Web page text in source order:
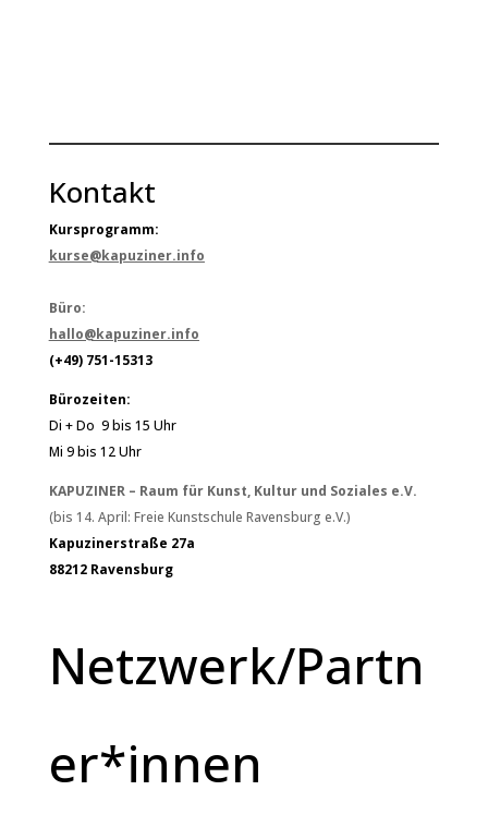
Kontakt
Kursprogramm:
kurse@kapuziner.info
Büro:
hallo@kapuziner.info
(+49) 751-15313
Bürozeiten:
Di + Do 9 bis 15 Uhr
Mi 9 bis 12 Uhr
KAPUZINER – Raum für Kunst, Kultur und Soziales e.V.
(bis 14. April: Freie Kunstschule Ravensburg e.V.)
Kapuzinerstraße 27a
88212 Ravensburg
Netzwerk/Partn
er*innen